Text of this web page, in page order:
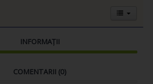
INFORMAȚII
COMENTARII (0)